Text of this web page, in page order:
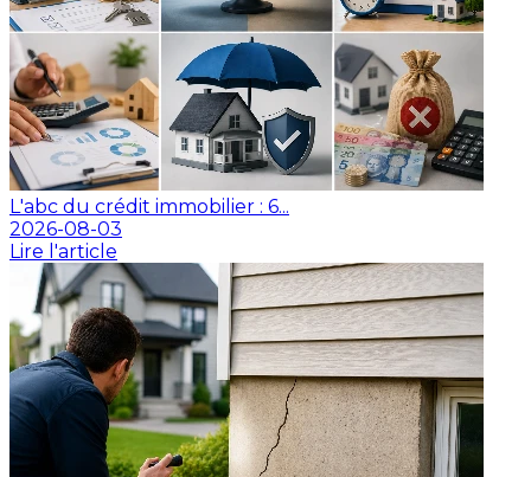
L'abc du crédit immobilier : 6...
2026-08-03
Lire l'article